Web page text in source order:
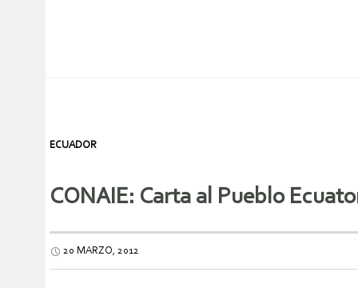
ECUADOR
CONAIE: Carta al Pueblo
20 MARZO, 2012